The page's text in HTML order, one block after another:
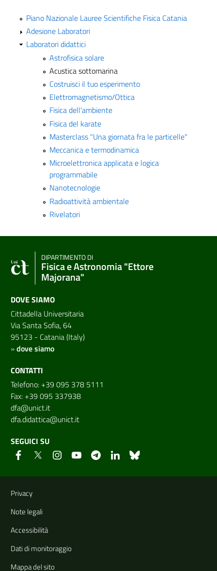
Piano Nazionale Lauree Scientifiche Fisica Catania
Adesione Laboratori
Laboratori didattici
Astrofisica solare
Acustica sottomarina
Costruisci il tuo esperimento
Elettromagnetismo/Ottica
Fisica dell'ambiente
Fisica del karate
Masterclass "Una giornata fra le particelle"
Meccanica e termodinamica
Microelettronica applicata e logica
programmabile
Nanotecnologie
Radioattività ambientale
Rivelatori
DIPARTIMENTO DI
Fisica e Astronomia "Ettore
Majorana"
DOVE SIAMO
Cittadella Universitaria
Via Santa Sofia, 64
95123 - Catania (Italy)
»dove siamo
CONTATTI
Telefono: +39 095 378 5111
Fax: +39 095 337938
dfa@unict.it
dfa.didattica@unict.it
SEGUICI SU
Link e informazioni utili
Privacy
Note legali
Accessibilità
Dati di monitoraggio
Mappa del sito